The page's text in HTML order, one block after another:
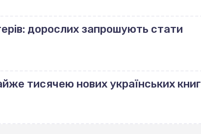
дорослих запрошують стати
тисячею нових українських книг